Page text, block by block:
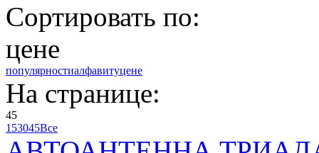
Сортировать по:
цене
популярностиалфавитуцене
На странице:
45
153045Все